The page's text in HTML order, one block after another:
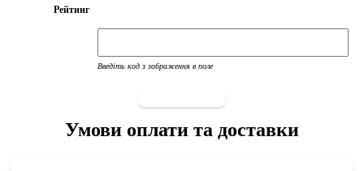
Рейтинг
Введіть код з зображення в поле
Умови оплати та доставки